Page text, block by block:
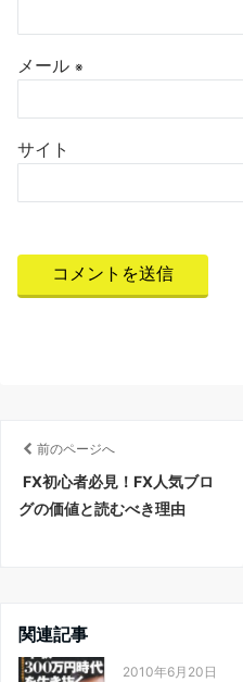
メール ※
サイト
前のページへ
FX初心者必見！FX人気ブロ
グの価値と読むべき理由
関連記事
2010年6月20日